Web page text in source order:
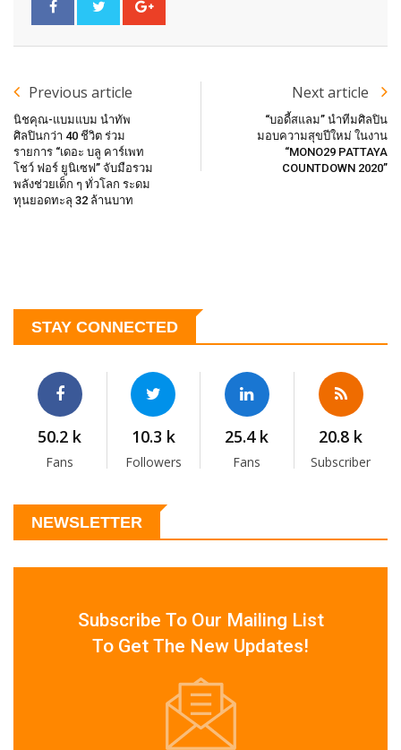
Previous article
นิชคุณ-แบมแบม นำทัพ
ศิลปินกว่า 40 ชีวิต ร่วม
รายการ “เดอะ บลู คาร์เพท
โชว์ ฟอร์ ยูนิเซฟ” จับมือรวม
พลังช่วยเด็ก ๆ ทั่วโลก ระดม
ทุนยอดทะลุ 32 ล้านบาท
Next article
“บอดี้สแลม” นำทีมศิลปิน
มอบความสุขปีใหม่ ในงาน
“MONO29 PATTAYA
COUNTDOWN 2020”
STAY CONNECTED
50.2 k
Fans
10.3 k
Followers
25.4 k
Fans
20.8 k
Subscriber
NEWSLETTER
Subscribe To Our Mailing List
To Get The New Updates!